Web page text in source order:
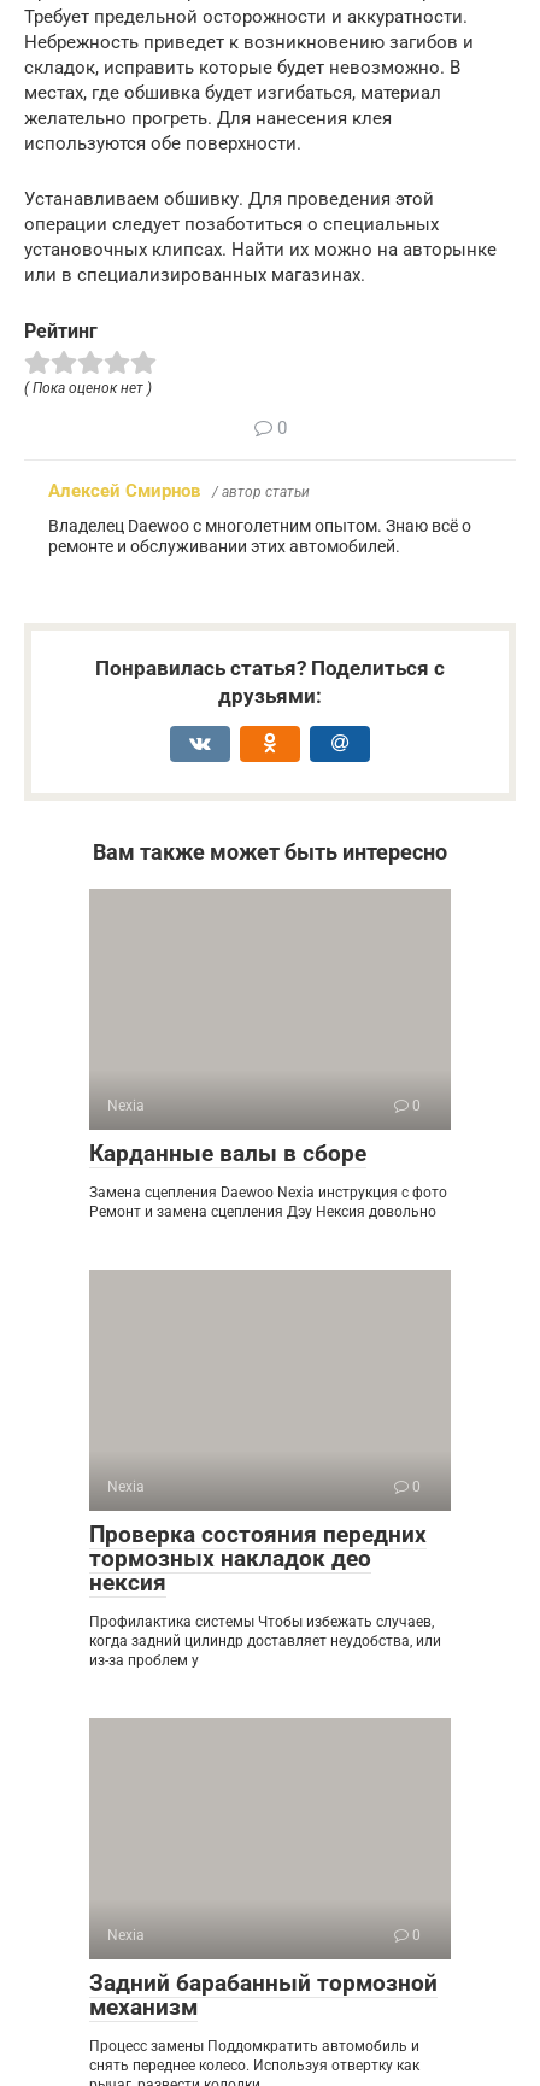
Требует предельной осторожности и аккуратности.
Небрежность приведет к возникновению загибов и
складок, исправить которые будет невозможно. В
местах, где обшивка будет изгибаться, материал
желательно прогреть. Для нанесения клея
используются обе поверхности.
Устанавливаем обшивку. Для проведения этой
операции следует позаботиться о специальных
установочных клипсах. Найти их можно на авторынке
или в специализированных магазинах.
Рейтинг
( Пока оценок нет )
0
Алексей Смирнов / автор статьи
Владелец Daewoo с многолетним опытом. Знаю всё о
ремонте и обслуживании этих автомобилей.
Понравилась статья? Поделиться с
друзьями:
Вам также может быть интересно
Nexia 0
Карданные валы в сборе
Замена сцепления Daewoo Nexia инструкция с фото
Ремонт и замена сцепления Дэу Нексия довольно
Nexia 0
Проверка состояния передних
тормозных накладок део
нексия
Профилактика системы Чтобы избежать случаев,
когда задний цилиндр доставляет неудобства, или
из-за проблем у
Nexia 0
Задний барабанный тормозной
механизм
Процесс замены Поддомкратить автомобиль и
снять переднее колесо. Используя отвертку как